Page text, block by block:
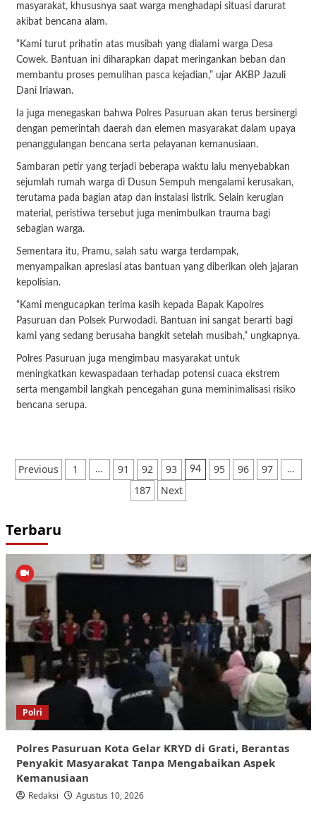
masyarakat, khususnya saat warga menghadapi situasi darurat
akibat bencana alam.
“Kami turut prihatin atas musibah yang dialami warga Desa
Cowek. Bantuan ini diharapkan dapat meringankan beban dan
membantu proses pemulihan pasca kejadian,” ujar AKBP Jazuli
Dani Iriawan.
Ia juga menegaskan bahwa Polres Pasuruan akan terus bersinergi
dengan pemerintah daerah dan elemen masyarakat dalam upaya
penanggulangan bencana serta pelayanan kemanusiaan.
Sambaran petir yang terjadi beberapa waktu lalu menyebabkan
sejumlah rumah warga di Dusun Sempuh mengalami kerusakan,
terutama pada bagian atap dan instalasi listrik. Selain kerugian
material, peristiwa tersebut juga menimbulkan trauma bagi
sebagian warga.
Sementara itu, Pramu, salah satu warga terdampak,
menyampaikan apresiasi atas bantuan yang diberikan oleh jajaran
kepolisian.
“Kami mengucapkan terima kasih kepada Bapak Kapolres
Pasuruan dan Polsek Purwodadi. Bantuan ini sangat berarti bagi
kami yang sedang berusaha bangkit setelah musibah,” ungkapnya.
Polres Pasuruan juga mengimbau masyarakat untuk
meningkatkan kewaspadaan terhadap potensi cuaca ekstrem
serta mengambil langkah pencegahan guna meminimalisasi risiko
bencana serupa.
Paginasi
Previous 1 … 91 92 93 94 95 96 97 …
187 Next
Terbaru
Polri
Polres Pasuruan Kota Gelar KRYD di Grati, Berantas
Penyakit Masyarakat Tanpa Mengabaikan Aspek
Kemanusiaan
Redaksi Agustus 10, 2026